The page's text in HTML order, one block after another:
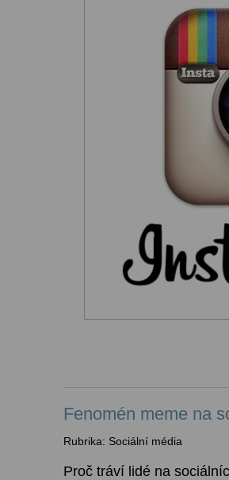
Fenomén meme na
Rubrika: Sociální média
Proč tráví lidé na